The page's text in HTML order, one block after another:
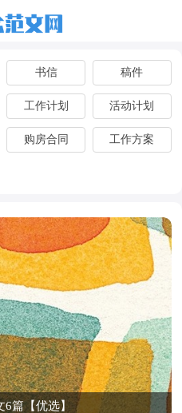
书信 稿件
工作计划 活动计划
购房合同 工作方案
6篇【优选】